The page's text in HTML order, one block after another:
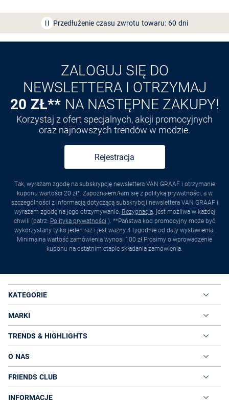
Przedłużenie czasu zwrotu towaru: 60 dni
Odkryj aplikację VANGRAAF
ZALOGUJ SIĘ DO
NEWSLETTERA I OTRZYMAJ
20 ZŁ** NA NASTĘPNE ZAKUPY!
Korzystaj z ofert specjalnych, akcji promocyjnych
oraz najnowszych trendów w modzie.
Rejestracja
Tak, wyrażam zgodę na subskrypcję newslettera VAN GRAAF i otrzymanie
kuponu wartości 20 zł*. Zapoznałem/łam się z polityką prywatności, a w
szczególności z informacją dotyczącą subskrybcji newslettera VAN GRAAF i
wyrażam zgodę na jego otrzymywanie. Rezygnacja. jest możliwa w każdej
chwili (patrz: Polityka prywatności ). **Państwa kod promocyjny może być
wykorzystany tylko jeden raz i jest ważny 4 tygodnie od daty wystawienia.
Minimalna wartość zamówienia wynosi 100 zł Prosimy o wprowadzenie
kuponu na ostatnim etapie składania zamówienia.
KATEGORIE
MARKI
TRENDS & HIGHLIGHTS
O NAS
FRIENDS CLUB
INFORMACJE